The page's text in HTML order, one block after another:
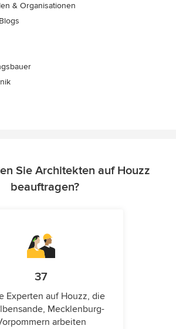
& Organisationen
Sie Architekten auf Houzz
beauftragen?
37
Experten auf Houzz, die
Mecklenburg-
arbeiten